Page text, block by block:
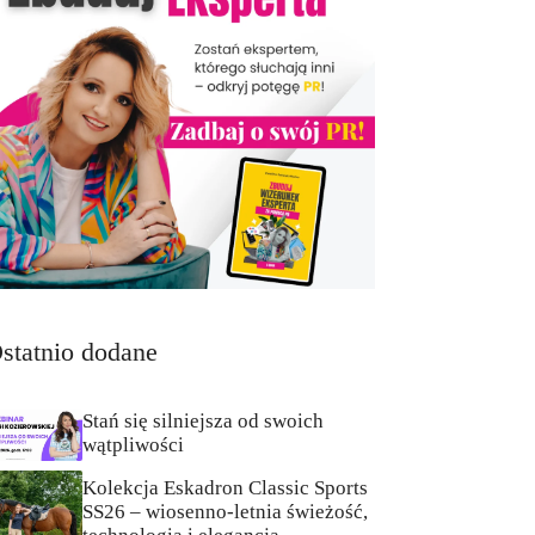
dodane
Stań się silniejsza od swoich
wątpliwości
Kolekcja Eskadron Classic Sports
SS26 – wiosenno-letnia świeżość,